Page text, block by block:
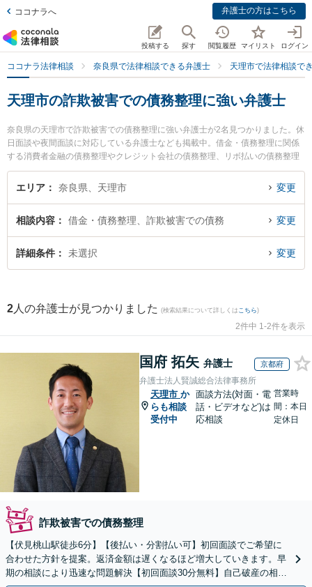
ココナラへ 弁護士の方はこちら
投稿する 探す 閲覧履歴 マイリスト ログイン
ココナラ法律相談 奈良県で法律相談できる弁護士 天理市で法律相談で
天理市の詐欺被害での債務整理に強い弁護士
奈良県の天理市で詐欺被害での債務整理に強い弁護士が2名見つかりました。休
日面談や夜間面談に対応している弁護士なども掲載中。借金・債務整理に関係
する消費者金融の債務整理やクレジット会社の債務整理、リボ払いの債務整理
等の細かな分野での絞り込み検索もでき便利です。特にフジイ法律事務所の藤
井 茂久弁護士やフジイ法律事務所の加見 旬嗣弁護士のプロフィール情報や弁護
債務整理のトラブル解決の実績豊富な近くの弁護士を検索したい』『初回相談
無料で詐欺被害での債務整理を法律相談できる天理市内の弁護士に相談予約し
たい』などでお困りの相談者さんにおすすめです。
エリア 奈良県、天理市 変更
相談内容 借金・債務整理、詐欺被害での債務 変更
詳細条件 未選択 変更
2 人の弁護士が見つかりました (検索結果について詳しくは こちら)
2件中 1-2件を表示
国府 拓矢 弁護士 京都府
弁護士法人賢誠総合法律事務所
天理市 か
らも相談
受付中
面談方法(対面・電
話・ビデオなど)は
応相談
営業時
間：本日
定休日
詐欺被害での債務整理
【伏見桃山駅徒歩6分】【後払い・分割払い可】初回面談でご希望に
合わせた方針を提案。返済金額は遅くなるほど増大していきます。早
期の相談により迅速な問題解決【初回面談30分無料】自己破産の相談